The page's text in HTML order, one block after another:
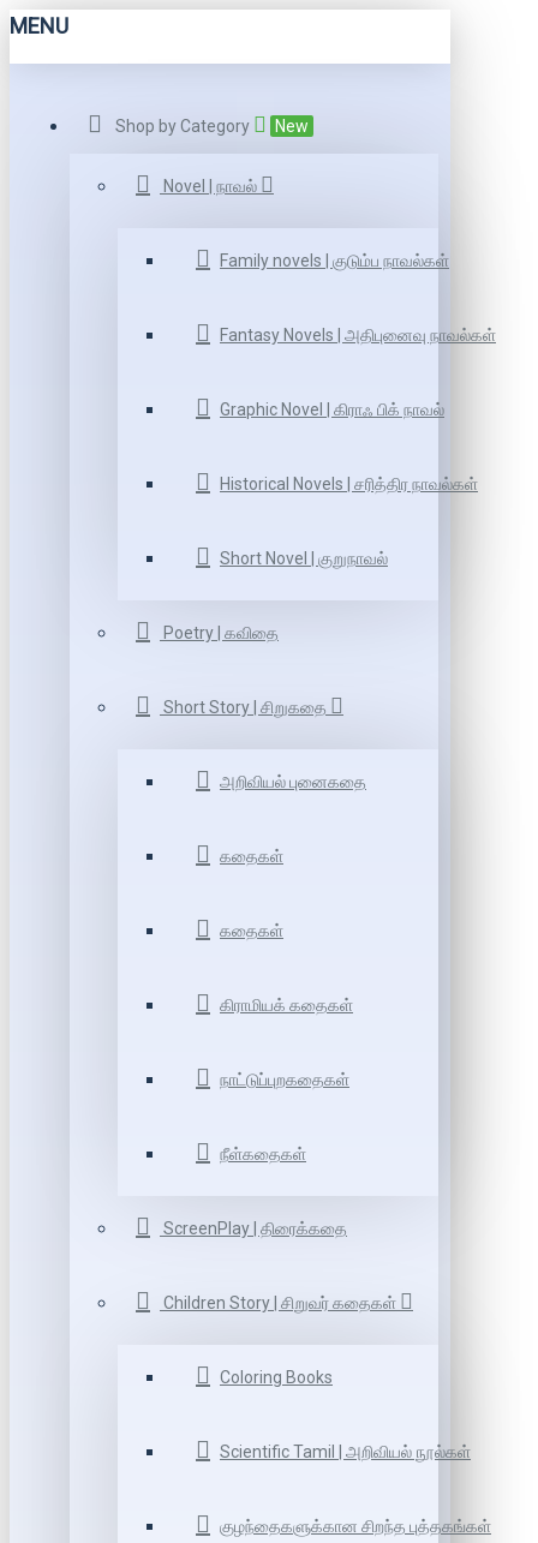
MENU
Shop by Category New
Novel | நாவல்
Family novels | குடும்ப நாவல்கள்
Fantasy Novels | அதிபுனைவு நாவல்கள்
Graphic Novel | கிராஃ பிக் நாவல்
Historical Novels | சரித்திர நாவல்கள்
Short Novel | குறுநாவல்
Poetry | கவிதை
Short Story | சிறுகதை
அறிவியல் புனைகதை
கதைகள்
கதைகள்
கிராமியக் கதைகள்
நாட்டுப்புறகதைகள்
நீள்கதைகள்
ScreenPlay | திரைக்கதை
Children Story | சிறுவர் கதைகள்
Coloring Books
Scientific Tamil | அறிவியல் நூல்கள்
குழந்தைகளுக்கான சிறந்த புத்தகங்கள்